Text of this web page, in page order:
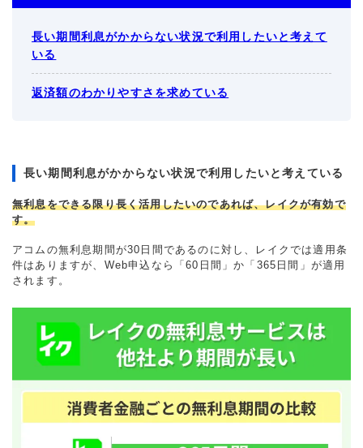
長い期間利息がかからない状況で利用したいと考えて
いる
返済額のわかりやすさを求めている
長い期間利息がかからない状況で利用したいと考えている
無利息をできる限り長く活用したいのであれば、レイクが有効で
す。
アコムの無利息期間が30日間であるのに対し、レイクでは適用条
件はありますが、Web申込なら「60日間」か「365日間」が適用
されます。